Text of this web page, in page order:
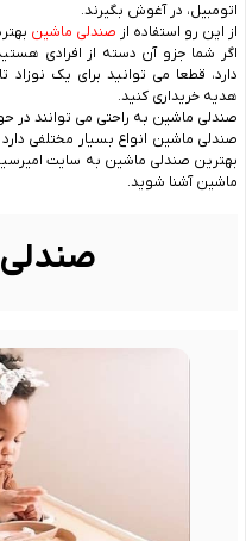
اتومبیل، در آغوش بگیرند.
از این رو استفاده از صندلی ماشین
اگر شما جزو آن دسته از افرادی
دارد، قطعا می توانید برای یک
هدیه خریداری کنید.
صندلی ماشین به راحتی می توانند در
صندلی ماشین انواع بسیار مختلفی
بهترین صندلی ماشین به سایت
ماشین آشنا شوید.